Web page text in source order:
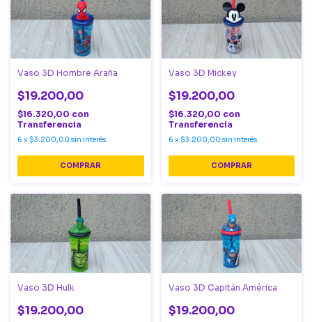
Vaso 3D Hombre Araña
$19.200,00
$16.320,00 con
Transferencia
6 x $3.200,00 sin interés
Vaso 3D Mickey
$19.200,00
$16.320,00 con
Transferencia
6 x $3.200,00 sin interés
Vaso 3D Hulk
$19.200,00
Vaso 3D Capitán América
$19.200,00